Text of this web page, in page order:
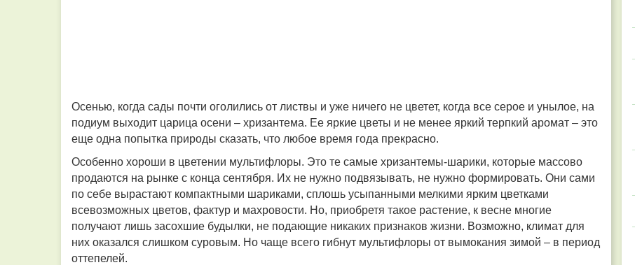
Осенью, когда сады почти оголились от листвы и уже ничего не цветет, когда все серое и унылое, на
подиум выходит царица осени – хризантема. Ее яркие цветы и не менее яркий терпкий аромат – это
еще одна попытка природы сказать, что любое время года прекрасно.
Особенно хороши в цветении мультифлоры. Это те самые хризантемы-шарики, которые массово
продаются на рынке с конца сентября. Их не нужно подвязывать, не нужно формировать. Они сами
по себе вырастают компактными шариками, сплошь усыпанными мелкими ярким цветками
всевозможных цветов, фактур и махровости. Но, приобретя такое растение, к весне многие
получают лишь засохшие будылки, не подающие никаких признаков жизни. Возможно, климат для
них оказался слишком суровым. Но чаще всего гибнут мультифлоры от вымокания зимой – в период
оттепелей.